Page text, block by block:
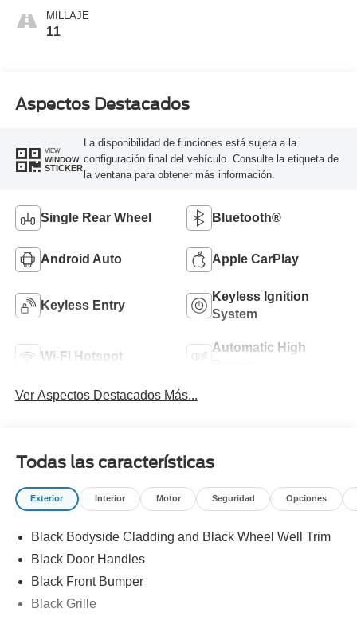
MILLAJE
11
Aspectos Destacados
VIEW
WINDOW
STICKER
La disponibilidad de funciones está sujeta a la
configuración final del vehículo. Consulte la etiqueta de
la ventana para obtener más información.
Single Rear Wheel Bluetooth®
Android Auto Apple CarPlay
Keyless Entry
Keyless Ignition
System
Wi-Fi Hotspot
Automatic High
Ver Aspectos Destacados Más...
Todas las características
Exterior Interior Motor Seguridad Opciones
Black Bodyside Cladding and Black Wheel Well Trim
Black Door Handles
Black Front Bumper
Black Grille